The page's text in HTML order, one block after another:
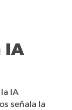
IA
IA
señala la